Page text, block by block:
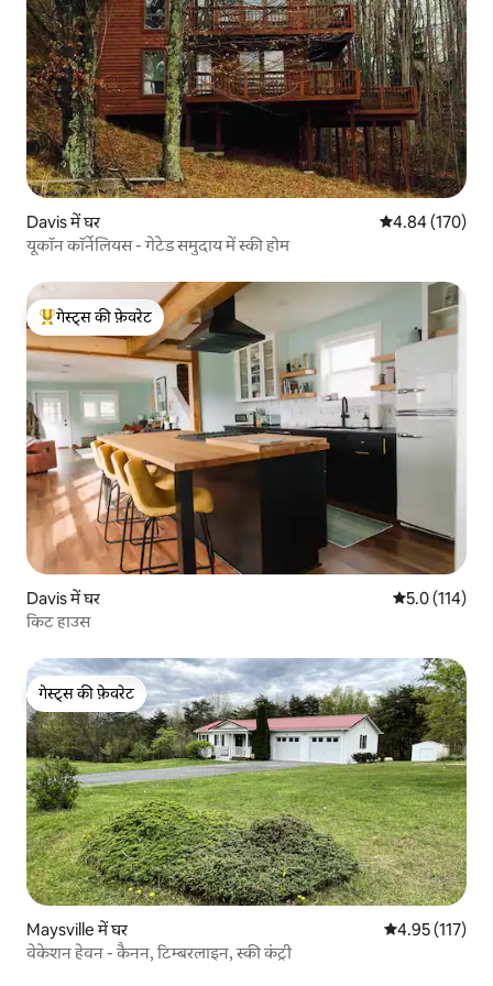
Davis में घर औसत रेटिंग 5 में से
4.84 (170)
यूकॉन कॉर्नेलियस - गेटेड समुदाय में स्की होम
गेस्ट्स का टॉप फ़ेवरेट
गेस्ट्स की फ़ेवरेट
Davis में घर औसत रेटिंग 5 में
5.0 (114)
किट हाउस
गेस्ट्स की फ़ेवरेट
गेस्ट्स की फ़ेवरेट
Maysville में घर औसत रेटिंग 5 में से
4.95 (117)
वेकेशन हेवन - कैनन, टिम्बरलाइन, स्की कंट्री